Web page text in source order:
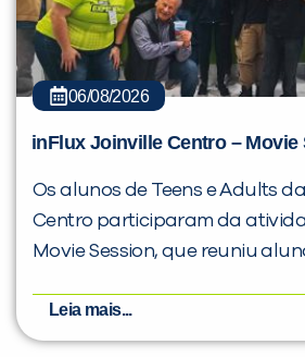
06/08/2026
inFlux Joinville Centro – Movie
Os alunos de Teens e Adults
Centro participaram da
Movie Session, que reuniu
Leia mais...
VOLTAR